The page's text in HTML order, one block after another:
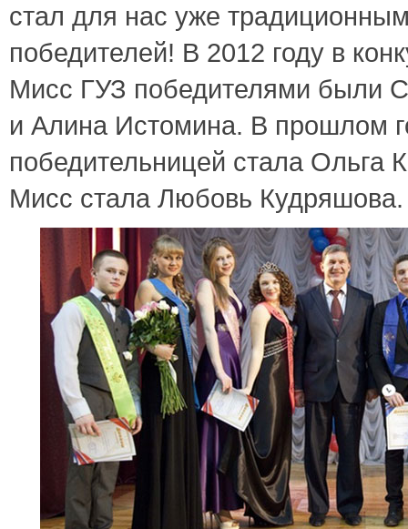
стал для нас уже
победителей! В 2012 году в
Мисс ГУЗ победителями были
и Алина Истомина. В прошлом
победительницей стала Ольга
Мисс стала Любовь Кудряшова.